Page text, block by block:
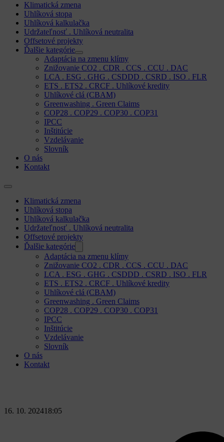
Klimatická zmena
Uhlíková stopa
Uhlíková kalkulačka
Udržateľnosť . Uhlíková neutralita
Offsetové projekty
Ďalšie kategórie
Adaptácia na zmenu klímy
Znižovanie CO2 . CDR . CCS . CCU . DAC
LCA . ESG . GHG . CSDDD . CSRD . ISO . FLR
ETS . ETS2 . CRCF . Uhlíkové kredity
Uhlíkové clá (CBAM)
Greenwashing . Green Claims
COP28 . COP29 . COP30 . COP31
IPCC
Inštitúcie
Vzdelávanie
Slovník
O nás
Kontakt
Klimatická zmena
Uhlíková stopa
Uhlíková kalkulačka
Udržateľnosť . Uhlíková neutralita
Offsetové projekty
Ďalšie kategórie
Adaptácia na zmenu klímy
Znižovanie CO2 . CDR . CCS . CCU . DAC
LCA . ESG . GHG . CSDDD . CSRD . ISO . FLR
ETS . ETS2 . CRCF . Uhlíkové kredity
Uhlíkové clá (CBAM)
Greenwashing . Green Claims
COP28 . COP29 . COP30 . COP31
IPCC
Inštitúcie
Vzdelávanie
Slovník
O nás
Kontakt
16. 10. 202418:05